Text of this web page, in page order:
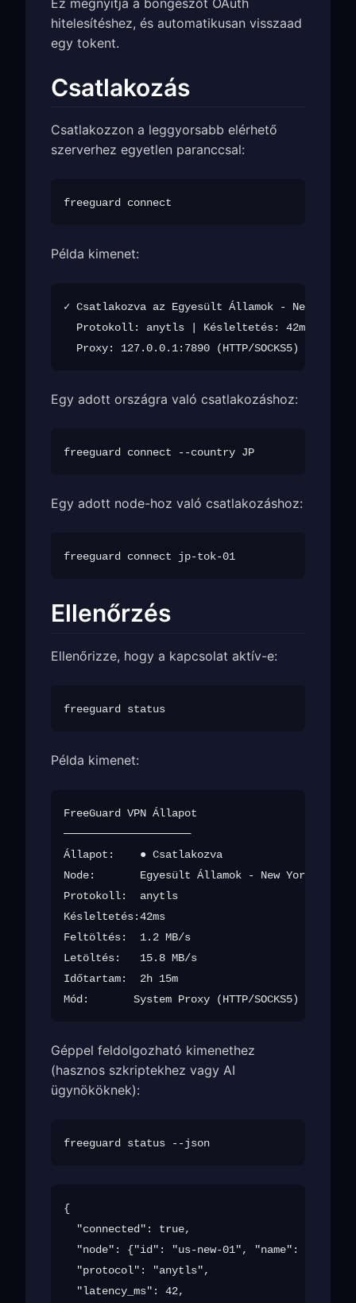
hitelesítéshez, és automatikusan visszaad
egy tokent.
Csatlakozás
Csatlakozzon a leggyorsabb elérhető
szerverhez egyetlen paranccsal:
Példa kimenet:
✓ Csatlakozva az Egyesült Államok - New York
  Protokoll: anytls | Késleltetés: 42ms
Egy adott országra való csatlakozáshoz:
Egy adott node-hoz való csatlakozáshoz:
Ellenőrzés
Ellenőrizze, hogy a kapcsolat aktív-e:
Példa kimenet:
FreeGuard VPN Állapot
────────────────────
Állapot:    ● Csatlakozva
Node:       Egyesült Államok - New York (us-
Protokoll:  anytls
Késleltetés:42ms
Feltöltés:  1.2 MB/s
Letöltés:   15.8 MB/s
Időtartam:  2h 15m
Géppel feldolgozható kimenethez
(hasznos szkriptekhez vagy AI
ügynököknek):
{
  "connected": true,
"node": {"id": "us-new-01", "name":
  "protocol": "anytls",
  "latency_ms": 42,